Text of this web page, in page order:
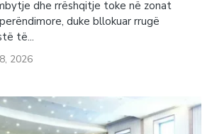
dhe rrëshqitje toke në zonat
duke bllokuar rrugë
të...
2026